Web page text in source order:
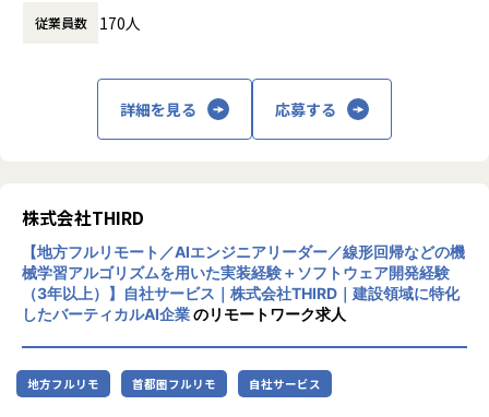
アライアンス推進
プロダクト開発チーム・営業・現場を横断した、新規/既存領
域での事業責任者
その他、THIRDのコアバリュー・社会ミッションに共鳴し、
会社の規定に準ずる
従業員数 170人
詳細を見る 応募する
株式会社THIRD
【地方フルリモート／AIエンジニアリーダー／線形回帰などの機
械学習アルゴリズムを用いた実装経験＋ソフトウェア開発経験
（3年以上）】自社サービス｜株式会社THIRD｜建設領域に特化
したバーティカルAI企業のリモートワーク求人
地方フルリモ 首都圏フルリモ 自社サービス